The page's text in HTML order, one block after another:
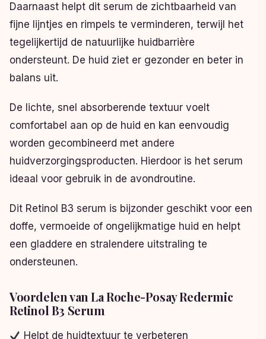
Daarnaast helpt dit serum de zichtbaarheid van
fijne lijntjes en rimpels te verminderen, terwijl het
tegelijkertijd de natuurlijke huidbarrière
ondersteunt. De huid ziet er gezonder en beter in
balans uit.
De lichte, snel absorberende textuur voelt
comfortabel aan op de huid en kan eenvoudig
worden gecombineerd met andere
huidverzorgingsproducten. Hierdoor is het serum
ideaal voor gebruik in de avondroutine.
Dit Retinol B3 serum is bijzonder geschikt voor een
doffe, vermoeide of ongelijkmatige huid en helpt
een gladdere en stralendere uitstraling te
ondersteunen.
Voordelen van La Roche-Posay Redermic
Retinol B3 Serum
Helpt de huidtextuur te verbeteren